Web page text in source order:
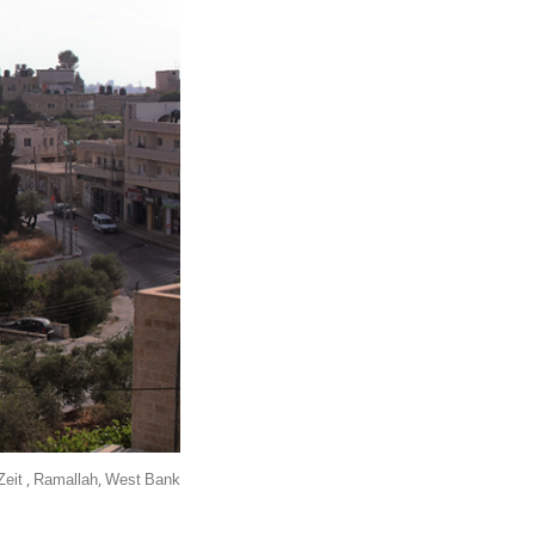
, Ramallah, West Bank.